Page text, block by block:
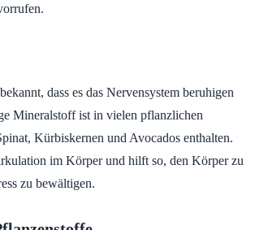
dass es das Nervensystem beruhigen
Mineralstoff ist in vielen pflanzlichen
Kürbiskernen und Avocados enthalten.
im Körper und hilft so, den Körper zu
zu bewältigen.